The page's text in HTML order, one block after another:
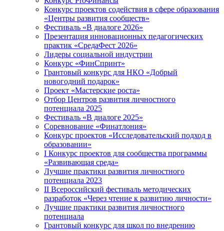
Конкурс проектов содействия в сфере образования
«Центры развития сообществ»
Фестиваль «В диалоге 2026»
Презентация инновационных педагогических
практик «СредаФест 2026»
Лидеры социальной индустрии
Конкурс «ФинСпринт»
Грантовый конкурс для НКО «Добрый
новогодний подарок»
Проект «Мастерские роста»
Отбор Центров развития личностного
потенциала 2025
Фестиваль «В диалоге 2025»
Соревнование «Финатлония»
Конкурс проектов «Исследовательский подход в
образовании»
I Конкурс проектов для сообщества программы
«Развивающая среда»
Лучшие практики развития личностного
потенциала 2023
II Всероссийский фестиваль методических
разработок «Через чтение к развитию личности»
Лучшие практики развития личностного
потенциала
Грантовый конкурс для школ по внедрению